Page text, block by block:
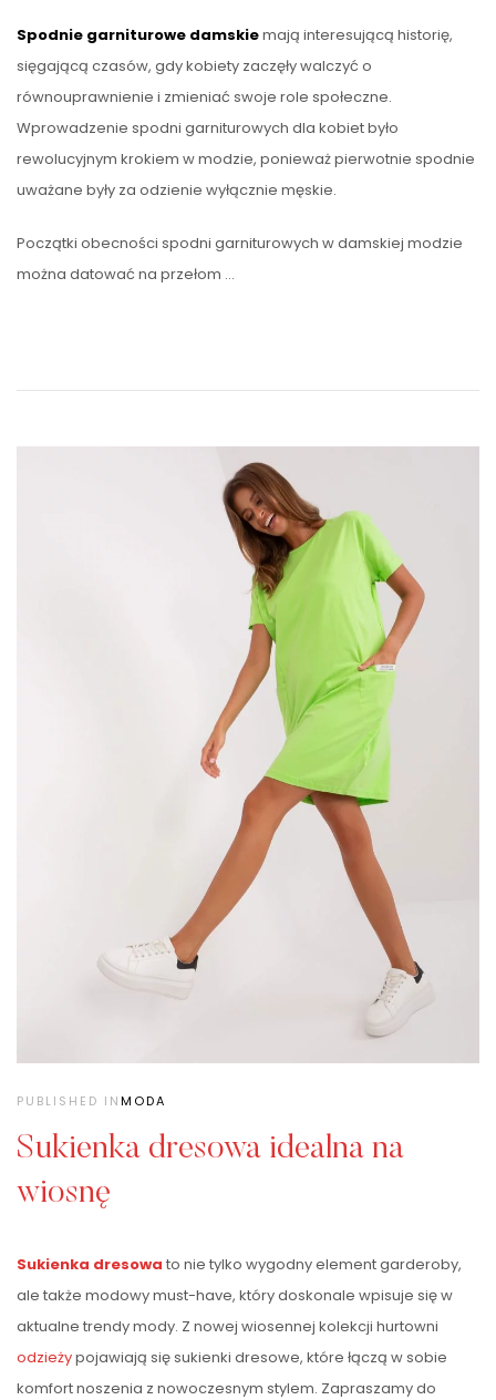
Spodnie garniturowe damskiemają interesującą historię,
sięgającą czasów, gdy kobiety zaczęły walczyć o
równouprawnienie i zmieniać swoje role społeczne.
Wprowadzenie spodni garniturowych dla kobiet było
rewolucyjnym krokiem w modzie, ponieważ pierwotnie spodnie
uważane były za odzienie wyłącznie męskie.
Początki obecności spodni garniturowych w damskiej modzie
można datować na przełom …
PUBLISHED INMODA
Sukienka dresowa idealna na
wiosnę
Sukienka dresowa to nie tylko wygodny element garderoby,
ale także modowy must-have, który doskonale wpisuje się w
aktualne trendy mody. Z nowej wiosennej kolekcji hurtowni
odzieżypojawiają się sukienki dresowe, które łączą w sobie
komfort noszenia z nowoczesnym stylem. Zapraszamy do